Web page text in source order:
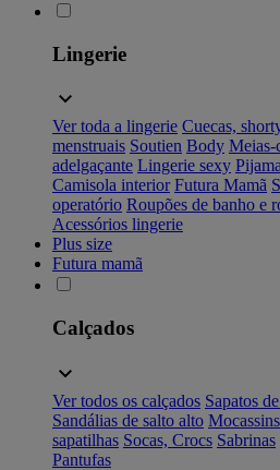
Lingerie
Ver toda a lingerie Cuecas,
menstruais Soutien Body Meias-
adelgaçante Lingerie sexy
Camisola interior Futura Mamã
operatório Roupões de banho e
Acessórios lingerie
Plus size
Futura mamã
Calçados
Ver todos os calçados Sapatos
Sandálias de salto alto Mocassins
sapatilhas Socas, Crocs Sabrinas
Pantufas